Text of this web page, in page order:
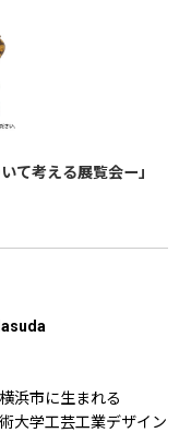
て考える展覧会ー」
浜市に生まれる
大学工芸工業デザイン